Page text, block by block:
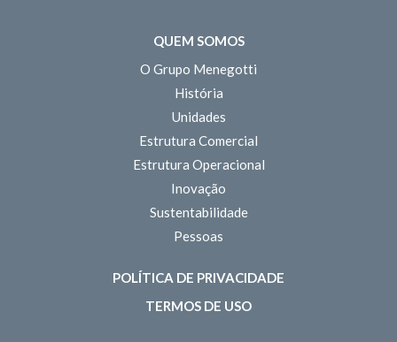
QUEM SOMOS
O Grupo Menegotti
História
Unidades
Estrutura Comercial
Estrutura Operacional
Inovação
Sustentabilidade
Pessoas
POLÍTICA DE PRIVACIDADE
TERMOS DE USO